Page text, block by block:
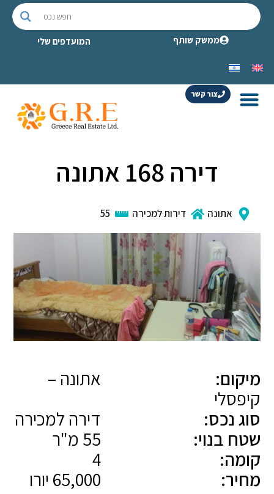
ממשק שותף המועדפים שלי
צור קשר
דירה 168 אתונה
אתונה דירות למכירה 55
מיקום:
אתונה –
קיפסלי
סוג נכס:
דירה למכירה
שטח בנוי:
קומה:
4
מחיר: